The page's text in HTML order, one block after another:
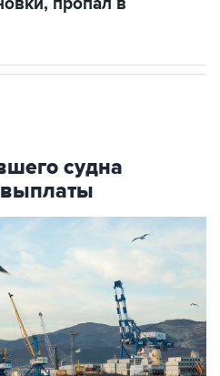
пропал в
судна